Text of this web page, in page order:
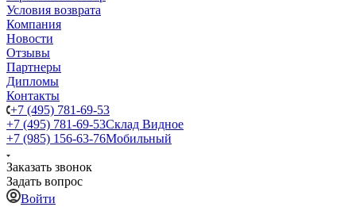
Условия возврата
Компания
Новости
Отзывы
Партнеры
Дипломы
Контакты
+7 (495) 781-69-53
+7 (495) 781-69-53Склад Видное
+7 (985) 156-63-76Мобильный
Заказать звонок
Задать вопрос
Войти